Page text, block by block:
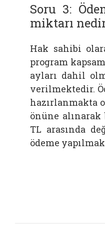
Soru 3:
miktarı
Hak sahibi
program
ayları dahil
verilmektedir.
hazırlanmakta
önüne alınarak
TL arasında
ödeme